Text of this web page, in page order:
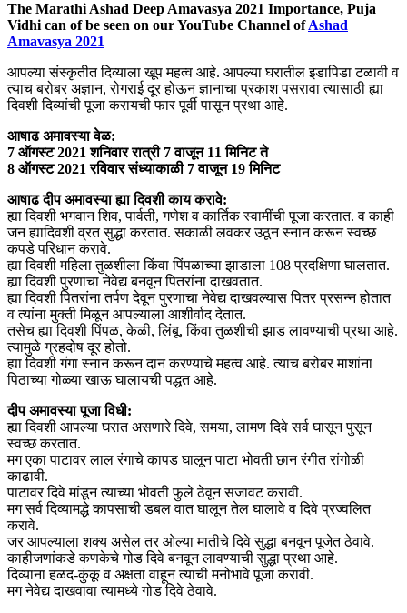
The Marathi Ashad Deep Amavasya 2021 Importance, Puja
Vidhi can of be seen on our YouTube Channel ofAshad
Amavasya 2021
आपल्या संस्कृतीत दिव्याला खूप महत्व आहे. आपल्या घरातील इडापिडा टळावी व
त्याच बरोबर अज्ञान, रोगराई दूर होऊन ज्ञानाचा प्रकाश पसरावा त्यासाठी ह्या
दिवशी दिव्यांची पूजा करायची फार पूर्वी पासून प्रथा आहे.
आषाढ अमावस्या वेळ:
7 ऑगस्ट 2021 शनिवार रात्री 7 वाजून 11 मिनिट ते
8 ऑगस्ट 2021 रविवार संध्याकाळी 7 वाजून 19 मिनिट
आषाढ दीप अमावस्या ह्या दिवशी काय करावे:
ह्या दिवशी भगवान शिव, पार्वती, गणेश व कार्तिक स्वामींची पूजा करतात. व काही
जन ह्यादिवशी व्रत सुद्धा करतात. सकाळी लवकर उठून स्नान करून स्वच्छ
कपडे परिधान करावे.
ह्या दिवशी महिला तुळशीला किंवा पिंपळाच्या झाडाला 108 प्रदक्षिणा घालतात.
ह्या दिवशी पुरणाचा नेवेद्य बनवून पितरांना दाखवतात.
ह्या दिवशी पितरांना तर्पण देवून पुरणाचा नेवेद्य दाखवल्यास पितर प्रसन्न होतात
व त्यांना मुक्ती मिळून आपल्याला आशीर्वाद देतात.
तसेच ह्या दिवशी पिंपळ, केळी, लिंबू, किंवा तुळशीची झाड लावण्याची प्रथा आहे.
त्यामुळे ग्रहदोष दूर होतो.
ह्या दिवशी गंगा स्नान करून दान करण्याचे महत्व आहे. त्याच बरोबर माशांना
पिठाच्या गोळ्या खाऊ घालायची पद्धत आहे.
दीप अमावस्या पूजा विधी:
ह्या दिवशी आपल्या घरात असणारे दिवे, समया, लामण दिवे सर्व घासून पुसून
स्वच्छ करतात.
मग एका पाटावर लाल रंगाचे कापड घालून पाटा भोवती छान रंगीत रांगोळी
काढावी.
पाटावर दिवे मांडून त्याच्या भोवती फुले ठेवून सजावट करावी.
मग सर्व दिव्यामद्धे कापसाची डबल वात घालून तेल घालावे व दिवे प्रज्वलित
करावे.
जर आपल्याला शक्य असेल तर ओल्या मातीचे दिवे सुद्धा बनवून पूजेत ठेवावे.
काहीजणांकडे कणकेचे गोड दिवे बनवून लावण्याची सुद्धा प्रथा आहे.
दिव्याना हळद-कुंकू व अक्षता वाहून त्याची मनोभावे पूजा करावी.
मग नेवेद्य दाखवावा त्यामध्ये गोड दिवे ठेवावे.